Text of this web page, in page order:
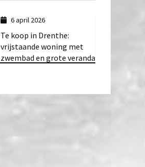
6 april 2026
Te koop in Drenthe:
vrijstaande woning met
zwembad en grote veranda